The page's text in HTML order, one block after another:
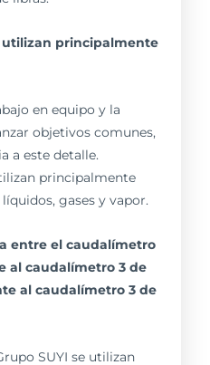
utilizan principalmente
en equipo y la
objetivos comunes,
a este detalle.
principalmente
gases y vapor.
entre el caudalímetro
al caudalímetro 3 de
al caudalímetro 3 de
SUYI se utilizan